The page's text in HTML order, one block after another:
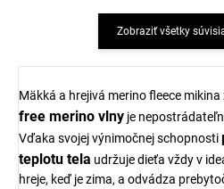
Zobraziť všetky
Mäkká a hrejivá merino fleece mikina
free merino vlny je
Vďaka svojej výnimočnej schopnosti
teplotu tela udržuje dieťa vždy v
hreje, keď je zima, a odvádza